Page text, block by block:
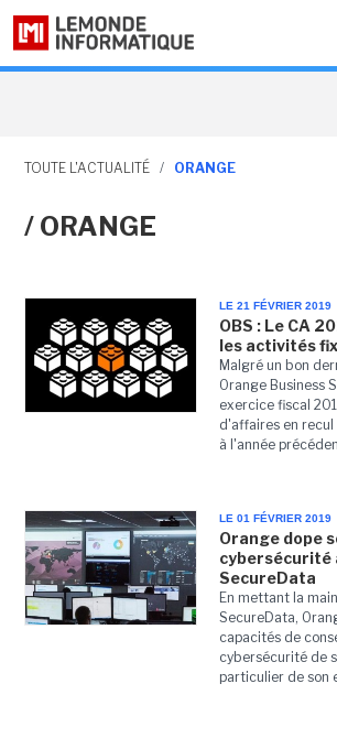
TOUTE L'ACTUALITÉ / ORANGE
/ ORANGE
LE 21 FÉVRIER 2019
OBS : Le CA
les activités
Malgré un bon
Orange Business
exercice fiscal
d'affaires en
à l'année
LE 01 FÉVRIER 2019
Orange dope
cybersécurité
SecureData
En mettant la
SecureData,
capacités de
cybersécurité de
particulier de son